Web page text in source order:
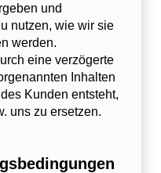
und
nutzen, wie wir sie
werden.
eine verzögerte
Inhalten
Kunden entsteht,
uns zu ersetzen.